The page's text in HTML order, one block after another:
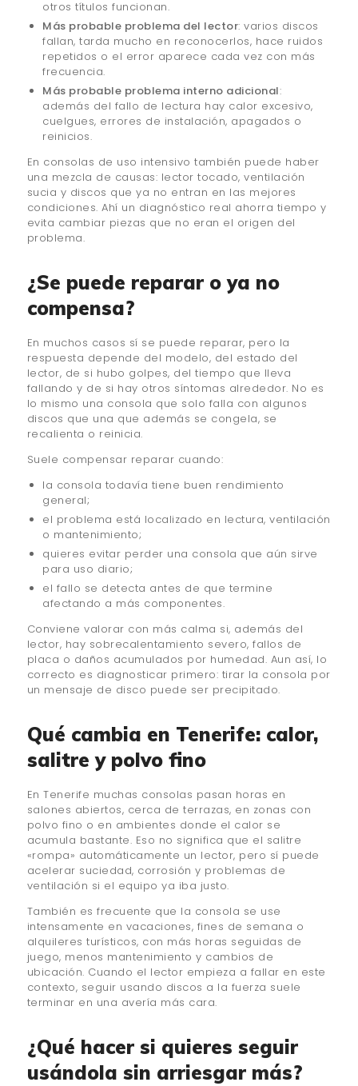
otros títulos funcionan.
Más probable problema del lector: varios discos
fallan, tarda mucho en reconocerlos, hace ruidos
repetidos o el error aparece cada vez con más
frecuencia.
Más probable problema interno adicional:
además del fallo de lectura hay calor excesivo,
cuelgues, errores de instalación, apagados o
reinicios.
En consolas de uso intensivo también puede haber
una mezcla de causas: lector tocado, ventilación
sucia y discos que ya no entran en las mejores
condiciones. Ahí un diagnóstico real ahorra tiempo y
evita cambiar piezas que no eran el origen del
problema.
¿Se puede reparar o ya no
compensa?
En muchos casos sí se puede reparar, pero la
respuesta depende del modelo, del estado del
lector, de si hubo golpes, del tiempo que lleva
fallando y de si hay otros síntomas alrededor. No es
lo mismo una consola que solo falla con algunos
discos que una que además se congela, se
recalienta o reinicia.
Suele compensar reparar cuando:
la consola todavía tiene buen rendimiento
general;
el problema está localizado en lectura, ventilación
o mantenimiento;
quieres evitar perder una consola que aún sirve
para uso diario;
el fallo se detecta antes de que termine
afectando a más componentes.
Conviene valorar con más calma si, además del
lector, hay sobrecalentamiento severo, fallos de
placa o daños acumulados por humedad. Aun así, lo
correcto es diagnosticar primero: tirar la consola por
un mensaje de disco puede ser precipitado.
Qué cambia en Tenerife: calor,
salitre y polvo fino
En Tenerife muchas consolas pasan horas en
salones abiertos, cerca de terrazas, en zonas con
polvo fino o en ambientes donde el calor se
acumula bastante. Eso no significa que el salitre
«rompa» automáticamente un lector, pero sí puede
acelerar suciedad, corrosión y problemas de
ventilación si el equipo ya iba justo.
También es frecuente que la consola se use
intensamente en vacaciones, fines de semana o
alquileres turísticos, con más horas seguidas de
juego, menos mantenimiento y cambios de
ubicación. Cuando el lector empieza a fallar en este
contexto, seguir usando discos a la fuerza suele
terminar en una avería más cara.
¿Qué hacer si quieres seguir
usándola sin arriesgar más?